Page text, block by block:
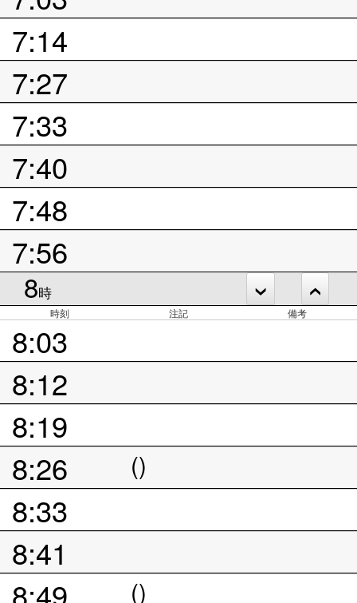
7:14
7:27
7:33
7:40
7:48
7:56
8時
時刻 注記 備考
8:03
8:12
8:19
8:26
()
8:33
8:41
8:49
()